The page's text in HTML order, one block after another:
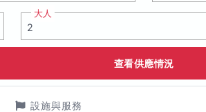
大人
查看供應情況
設施與服務